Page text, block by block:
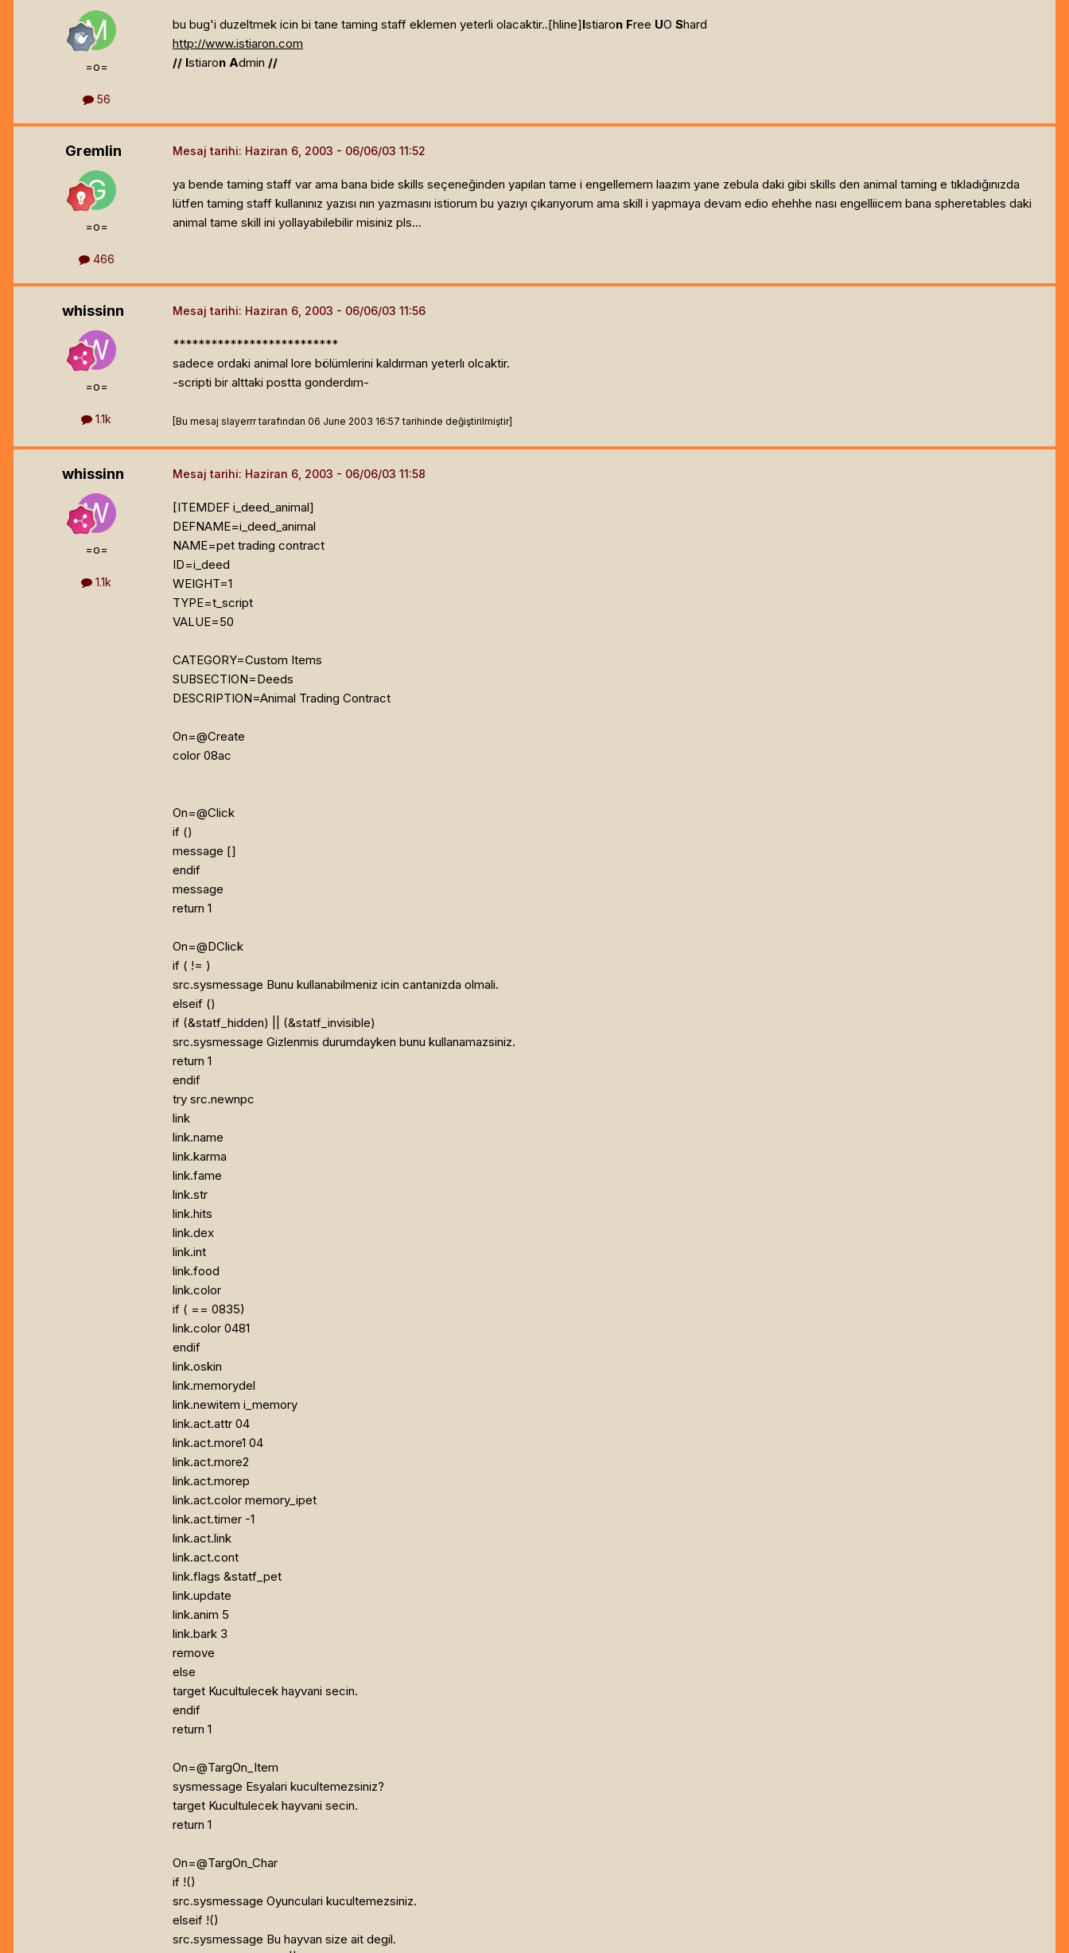
=o=
56
bu bug'i duzeltmek icin bi tane taming staff eklemen yeterli olacaktir..[hline]Istiaron Free UO Shard
http://www.istiaron.com
// Istiaron Admin //
Gremlin
=o=
466
Mesaj tarihi: Haziran 6, 2003
ya bende taming staff var ama bana bide skills seçeneğinden yapılan tame i engellemem laazım yane zebula daki gibi skills den animal taming e tıkladığınızda
lütfen taming staff kullanınız yazısı nın yazmasını istiorum bu yazıyı çıkarıyorum ama skill i yapmaya devam edio ehehhe nası engelliicem bana spheretables daki
animal tame skill ini yollayabilebilir misiniz pls...
whissinn
=o=
1.1k
Mesaj tarihi: Haziran 6, 2003
**************************
sadece ordaki animal lore bölümlerini kaldırman yeterlı olcaktir.
-scripti bir alttaki postta gonderdım-
[Bu mesaj slayerrr tarafından 06 June 2003 16:57 tarihinde değiştirilmiştir]
whissinn
=o=
1.1k
Mesaj tarihi: Haziran 6, 2003
[ITEMDEF i_deed_animal]
DEFNAME=i_deed_animal
NAME=pet trading contract
ID=i_deed
WEIGHT=1
TYPE=t_script
VALUE=50
CATEGORY=Custom Items
SUBSECTION=Deeds
DESCRIPTION=Animal Trading Contract
On=@Create
color 08ac
On=@Click
if ()
message []
endif
message
return 1
On=@DClick
if ( != )
src.sysmessage Bunu kullanabilmeniz icin cantanizda olmali.
elseif ()
if (&statf_hidden) || (&statf_invisible)
src.sysmessage Gizlenmis durumdayken bunu kullanamazsiniz.
return 1
endif
try src.newnpc
link
link.name
link.karma
link.fame
link.str
link.hits
link.dex
link.int
link.food
link.color
if ( == 0835)
link.color 0481
endif
link.oskin
link.memorydel
link.newitem i_memory
link.act.attr 04
link.act.more1 04
link.act.more2
link.act.morep
link.act.color memory_ipet
link.act.timer -1
link.act.link
link.act.cont
link.flags &statf_pet
link.update
link.anim 5
link.bark 3
remove
else
target Kucultulecek hayvani secin.
endif
return 1
On=@TargOn_Item
sysmessage Esyalari kucultemezsiniz?
target Kucultulecek hayvani secin.
return 1
On=@TargOn_Char
if !()
src.sysmessage Oyunculari kucultemezsiniz.
elseif !()
src.sysmessage Bu hayvan size ait degil.